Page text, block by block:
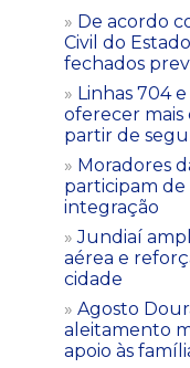
De acordo
Civil do
fechados
Linhas 704
oferecer mais
partir de
Moradores
participam de
integração
Jundiaí
aérea e
cidade
Agosto
aleitamento
apoio às